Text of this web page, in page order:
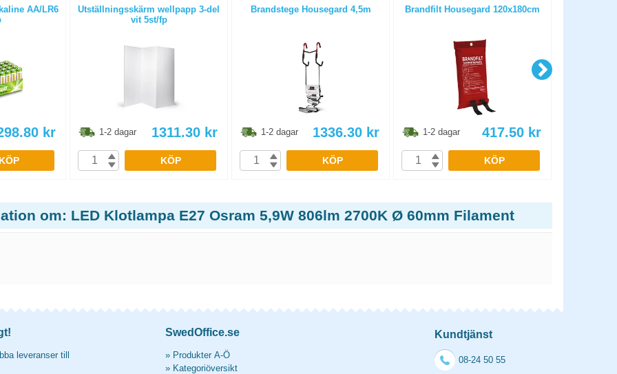
AA/LR6
kr
KÖP
Utställningsskärm wellpapp 3-del
vit 5st/fp
1-2 dagar 1311.30 kr
KÖP
Brandstege Housegard 4,5m
1-2 dagar 1336.30 kr
KÖP
Brandfilt Housegard 120x180cm
1-2 dagar 417.50 kr
KÖP
om: LED Klotlampa E27 Osram 5,9W 806lm 2700K Ø 60mm Filament
leveranser till
SwedOffice.se
» Produkter A-Ö
» Kategoriöversikt
Kundtjänst
08-24 50 55